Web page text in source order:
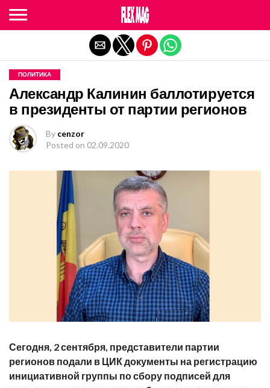
ПОЛИТИКА
Александр Калинин баллотируется
в президенты от партии регионов
By cenzor
Posted on 02.09.2020
Сегодня, 2 сентября, представители партии
регионов подали в ЦИК документы на регистрацию
инициативной группы по сбору подписей для
Exit mobile version